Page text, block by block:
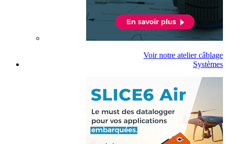
Voir notre atelier câblage
Systèmes